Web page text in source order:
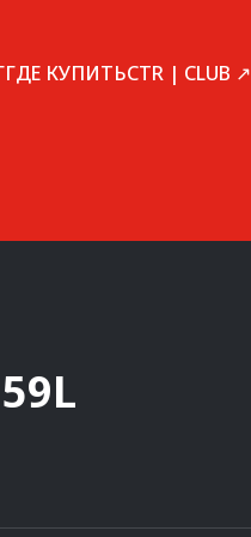
ГДЕ КУПИТЬCTR | CLUB ↗